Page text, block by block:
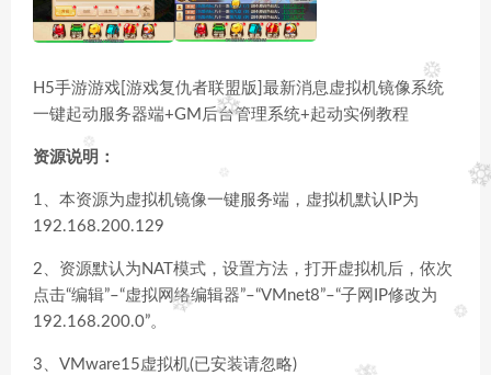
H5手游游戏[游戏复仇者联盟版]最新消息虚拟机镜像系统
一键起动服务器端+GM后台管理系统+起动实例教程
资源说明：
1、本资源为虚拟机镜像一键服务端，虚拟机默认IP为
192.168.200.129
2、资源默认为NAT模式，设置方法，打开虚拟机后，依次
点击“编辑”–“虚拟网络编辑器”–“VMnet8”–“子网IP修改为
192.168.200.0”。
3、VMware15虚拟机(已安装请忽略)